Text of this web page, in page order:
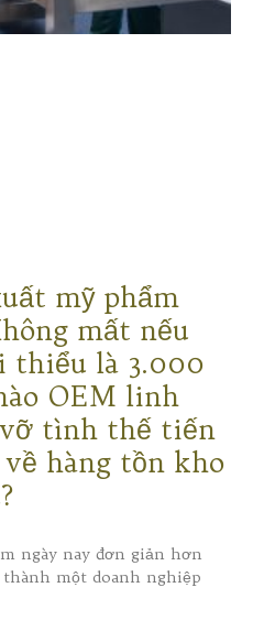
mỹ phẩm
mất nếu
thiểu là 3.000
OEM linh
tình thế tiến
hàng tồn kho
ngày nay đơn giản hơn
một doanh nghiệp